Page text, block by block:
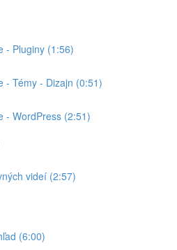
- Pluginy (1:56)
- Témy - Dizajn (0:51)
- WordPress (2:51)
videí (2:57)
(6:00)